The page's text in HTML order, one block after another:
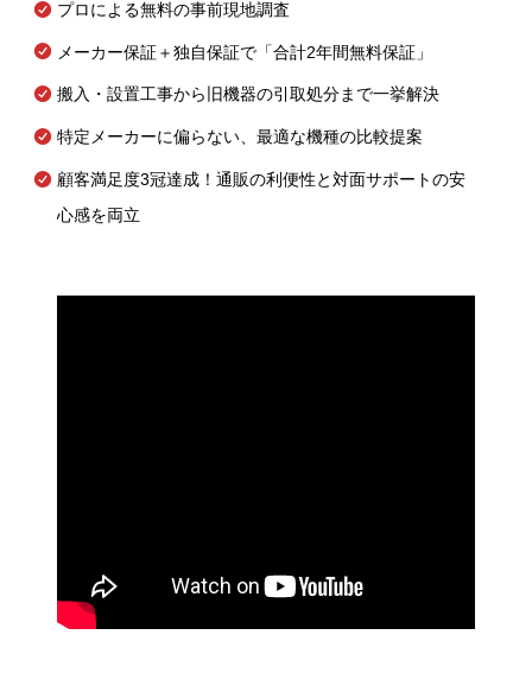
プロによる無料の事前現地調査
メーカー保証＋独自保証で「合計2年間無料保証」
搬入・設置工事から旧機器の引取処分まで一挙解決
特定メーカーに偏らない、最適な機種の比較提案
顧客満足度3冠達成！通販の利便性と対面サポートの安
心感を両立